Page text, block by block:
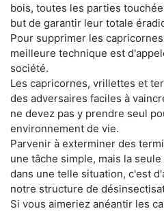
bois, toutes les parties
but de garantir leur totale
Pour supprimer les
meilleure technique est
société.
Les capricornes, vrillettes et
des adversaires faciles à
ne devez pas y prendre seul
environnement de vie.
Parvenir à exterminer des
une tâche simple, mais la
dans une telle situation, c'est
notre structure de
Si vous aimeriez anéantir les